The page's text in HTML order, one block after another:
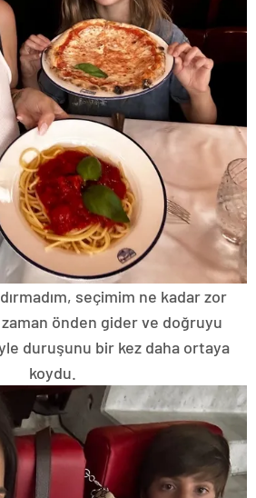
seçimim ne kadar zor
önden gider ve doğruyu
duruşunu bir kez daha ortaya
koydu.